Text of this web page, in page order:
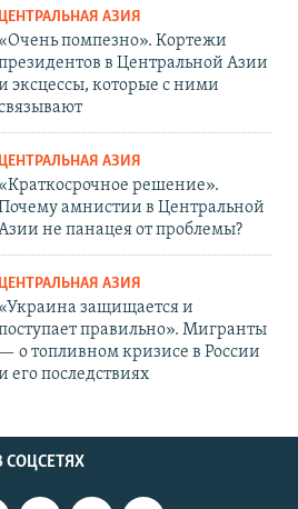
ЦЕНТРАЛЬНАЯ АЗИЯ
«Очень помпезно». Кортежи
в Центральной Азии
эксцессы, которые с ними
ЦЕНТРАЛЬНАЯ АЗИЯ
«Краткосрочное решение».
амнистии в Центральной
не панацея от проблемы?
ЦЕНТРАЛЬНАЯ АЗИЯ
«Украина защищается и
правильно». Мигранты
— о топливном кризисе в России
его последствиях
СОЦСЕТЯХ